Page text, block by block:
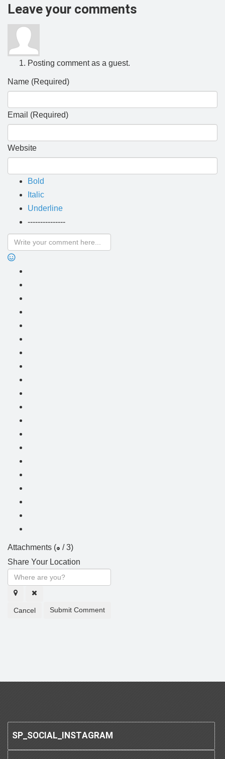
Leave your comments
Posting comment as a guest.
Name (Required)
Email (Required)
Website
Bold
Italic
Underline
---------------
Attachments (0 / 3)
Share Your Location
Cancel Submit Comment
SP_SOCIAL_INSTAGRAM